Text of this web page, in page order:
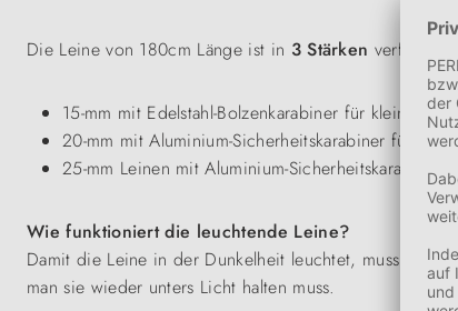
Die Leine von 180cm Länge ist in 3 Stärken verfügbar:
15-mm mit Edelstahl-Bolzenkarabiner für kleine
20-mm mit Aluminium-Sicherheitskarabiner für
25-mm Leinen mit Aluminium-Sicherheitskarabiner
Wie funktioniert die leuchtende Leine?
Damit die Leine in der Dunkelheit leuchtet, muss sie
man sie wieder unters Licht halten muss.